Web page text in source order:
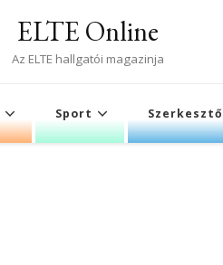
ELTE Online
Az ELTE hallgatói magazinja
Sport